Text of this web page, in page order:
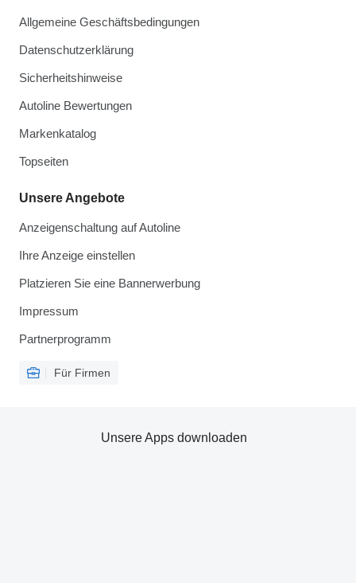
Allgemeine Geschäftsbedingungen
Datenschutzerklärung
Sicherheitshinweise
Autoline Bewertungen
Markenkatalog
Topseiten
Unsere Angebote
Anzeigenschaltung auf Autoline
Ihre Anzeige einstellen
Platzieren Sie eine Bannerwerbung
Impressum
Partnerprogramm
Für Firmen
Unsere Apps downloaden